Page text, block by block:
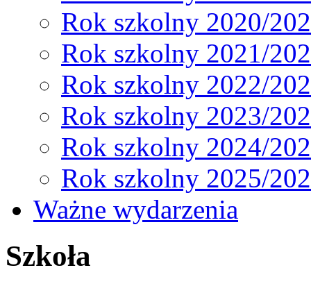
Rok szkolny 2020/
Rok szkolny 2021/
Rok szkolny 2022/
Rok szkolny 2023/
Rok szkolny 2024/
Rok szkolny 2025/
Ważne wydarzenia
Szkoła